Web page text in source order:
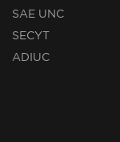
SAE UNC
SECYT
ADIUC